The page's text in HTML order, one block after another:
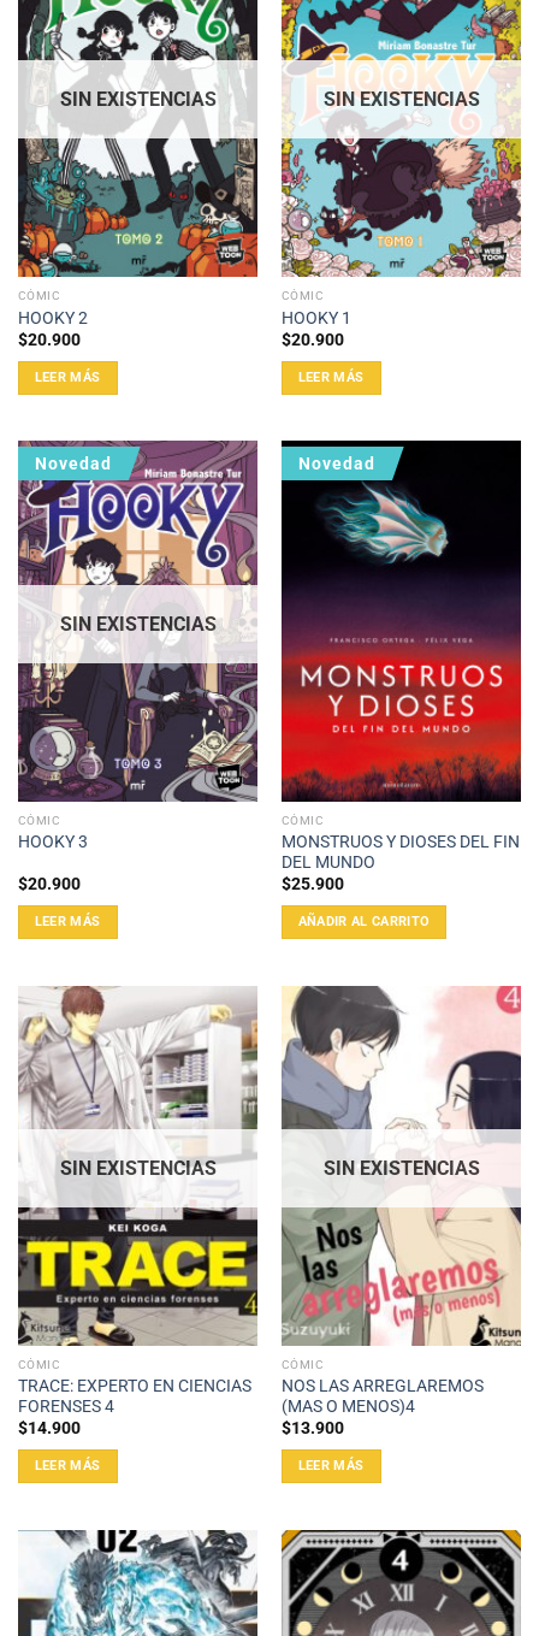
SIN EXISTENCIAS
CÓMIC
HOOKY 2
$20.900
LEER MÁS
SIN EXISTENCIAS
CÓMIC
HOOKY 1
$20.900
LEER MÁS
Novedad
SIN EXISTENCIAS
CÓMIC
HOOKY 3
$20.900
LEER MÁS
Novedad
CÓMIC
MONSTRUOS Y DIOSES DEL FIN
DEL MUNDO
$25.900
AÑADIR AL CARRITO
SIN EXISTENCIAS
CÓMIC
TRACE: EXPERTO EN CIENCIAS
FORENSES 4
$14.900
LEER MÁS
SIN EXISTENCIAS
CÓMIC
NOS LAS ARREGLAREMOS
(MAS O MENOS)4
$13.900
LEER MÁS